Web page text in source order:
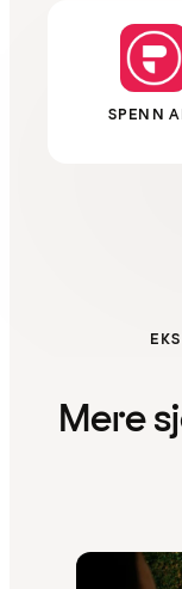
SPENN
Mere